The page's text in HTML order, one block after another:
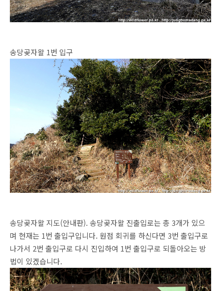
송당곶자왈 1번 입구
송당곶자왈 지도(안내판). 송당곶자왈 진출입로는 총 3개가 있으
며 현재는 1번 출입구입니다. 원점 회귀를 하신다면 3번 출입구로
나가서 2번 출입구로 다시 진입하여 1번 출입구로 되돌아오는 방
법이 있겠습니다.